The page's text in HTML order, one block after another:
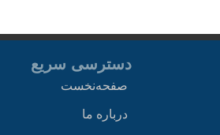
دسترسی سریع
صفحه‌نخست
درباره ما